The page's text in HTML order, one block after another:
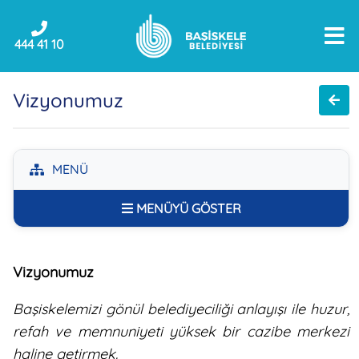
444 41 10
Vizyonumuz
MENÜ
MENÜYÜ GÖSTER
Vizyonumuz
Başiskelemizi gönül belediyeciliği anlayışı ile huzur,
refah ve memnuniyeti yüksek bir cazibe merkezi
haline getirmek.